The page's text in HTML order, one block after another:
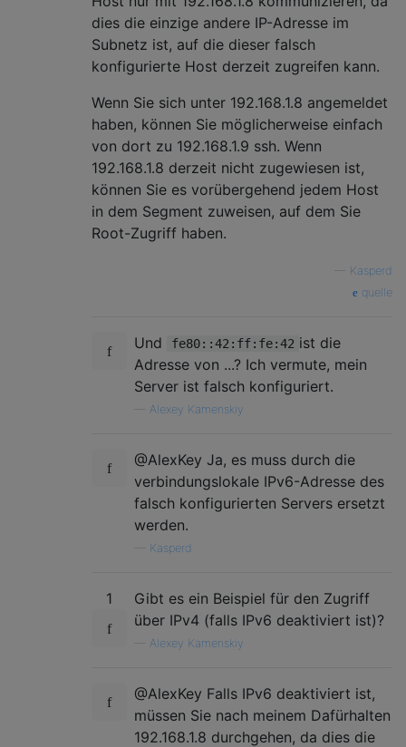
dies die einzige andere IP-Adresse im
Subnetz ist, auf die dieser falsch
konfigurierte Host derzeit zugreifen kann.
Wenn Sie sich unter 192.168.1.8 angemeldet
haben, können Sie möglicherweise einfach
von dort zu 192.168.1.9 ssh. Wenn
192.168.1.8 derzeit nicht zugewiesen ist,
können Sie es vorübergehend jedem Host
in dem Segment zuweisen, auf dem Sie
Root-Zugriff haben.
Kasperd
quelle
Und fe80::42:ff:fe:42 ist die
Adresse von ...? Ich vermute, mein
Server ist falsch konfiguriert.
Alexey Kamenskiy
@AlexKey Ja, es muss durch die
verbindungslokale IPv6-Adresse des
falsch konfigurierten Servers ersetzt
werden.
Kasperd
1
Gibt es ein Beispiel für den Zugriff
über IPv4 (falls IPv6 deaktiviert ist)?
Alexey Kamenskiy
@AlexKey Falls IPv6 deaktiviert ist,
müssen Sie nach meinem Dafürhalten
192.168.1.8 durchgehen, da dies die